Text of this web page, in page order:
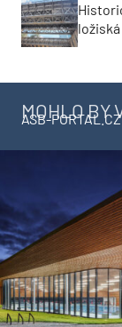
MOHLO BY
ASB-PORTAL.CZ